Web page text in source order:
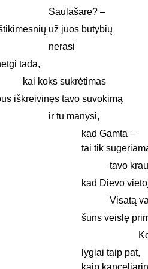
Saulašare? –
už juos būtybių
nerasi
tada,
kai koks sukrėtimas
iškreivinęs tavo suvokimą
ir tu manysi,
kad Gamta –
tai tik
tavo
kad Dievo
Visatą
šuns veislę
lygiai taip pat,
kaip